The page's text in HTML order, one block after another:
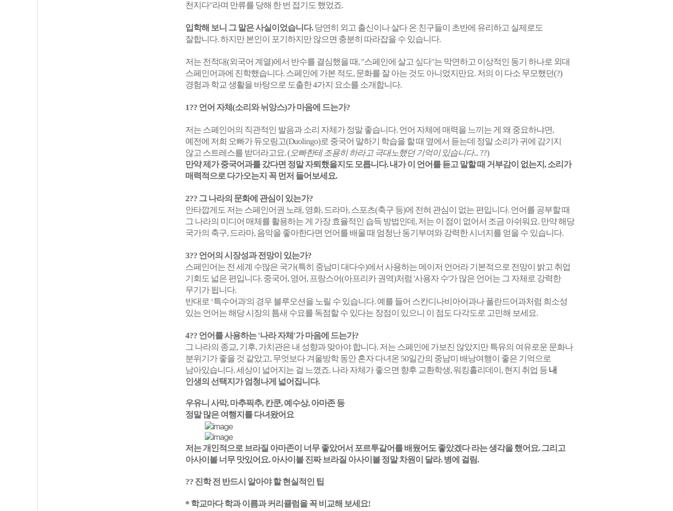
천지다"라며 만류를 당해 한 번 접기도 했었죠.
입학해 보니 그 말은 사실이었습니다.당연히 외고 출신이나 살다 온 친구들이 초반에 유리하고 실제로도
잘합니다. 하지만 본인이 포기하지만 않으면 충분히 따라잡을 수 있습니다.
저는 전적대(외국어 계열)에서 반수를 결심했을 때, "스페인에 살고 싶다"는 막연하고 이상적인 동기 하나로 외대
스페인어과에 진학했습니다. 스페인에 가본 적도, 문화를 잘 아는 것도 아니었지만요. 저의 이 다소 무모했던(?)
경험과 학교 생활을 바탕으로 도출한 4가지 요소를 소개합니다.
1?? 언어 자체(소리와 뉘앙스)가 마음에 드는가?
저는 스페인어의 직관적인 발음과 소리 자체가 정말 좋습니다. 언어 자체에 매력을 느끼는 게 왜 중요하냐면,
예전에 저희 오빠가 듀오링고(Duolingo)로 중국어 말하기 학습을 할 때 옆에서 듣는데 정말 소리가 귀에 감기지
않고 스트레스를 받더라고요. (오빠한테 조용히 하라고 극대노했던 기억이 있습니다... ??)
만약 제가 중국어과를 갔다면 정말 자퇴했을지도 모릅니다. 내가 이 언어를 듣고 말할 때 거부감이 없는지, 소리가
매력적으로 다가오는지 꼭 먼저 들어보세요.
2?? 그 나라의 문화에 관심이 있는가?
안타깝게도 저는 스페인어권 노래, 영화, 드라마, 스포츠(축구 등)에 전혀 관심이 없는 편입니다. 언어를 공부할 때
그 나라의 미디어 매체를 활용하는 게 가장 효율적인 습득 방법인데, 저는 이 점이 없어서 조금 아쉬워요. 만약 해당
국가의 축구, 드라마, 음악을 좋아한다면 언어를 배울 때 엄청난 동기부여와 강력한 시너지를 얻을 수 있습니다.
3?? 언어의 시장성과 전망이 있는가?
스페인어는 전 세계 수많은 국가(특히 중남미 대다수)에서 사용하는 메이저 언어라 기본적으로 전망이 밝고 취업
기회도 넓은 편입니다. 중국어, 영어, 프랑스어(아프리카 권역)처럼 '사용자 수'가 많은 언어는 그 자체로 강력한
무기가 됩니다.
반대로 ‘특수어과'의 경우 블루오션을 노릴 수 있습니다. 예를 들어 스칸디나비아어과나 폴란드어과처럼 희소성
있는 언어는 해당 시장의 틈새 수요를 독점할 수 있다는 장점이 있으니 이 점도 다각도로 고민해 보세요.
4?? 언어를 사용하는 '나라 자체'가 마음에 드는가?
그 나라의 종교, 기후, 가치관은 내 성향과 맞아야 합니다. 저는 스페인에 가보진 않았지만 특유의 여유로운 문화나
분위기가 좋을 것 같았고, 무엇보다 겨울방학 동안 혼자 다녀온 50일간의 중남미 배낭여행이 좋은 기억으로
남아있습니다. 세상이 넓어지는 걸 느꼈죠. 나라 자체가 좋으면 향후 교환학생, 워킹홀리데이, 현지 취업 등 내
인생의 선택지가 엄청나게 넓어집니다.
우유니 사막, 마추픽추, 칸쿤, 예수상, 아마존 등
정말 많은 여행지를 다녀왔어요
저는 개인적으로 브라질 아마존이 너무 좋았어서 포르투갈어를 배웠어도 좋았겠다 라는 생각을 했어요. 그리고
아사이볼 너무 맛있어요. 아사이볼 진짜 브라질 아사이볼 정말 차원이 달라. 병에 걸림.
?? 진학 전 반드시 알아야 할 현실적인 팁
* 학교마다 학과 이름과 커리큘럼을 꼭 비교해 보세요!